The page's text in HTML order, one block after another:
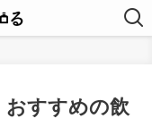
おすすめの飲